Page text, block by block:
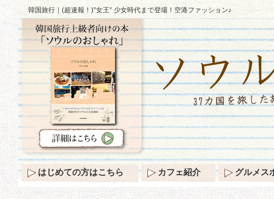
韓国旅行｜(超速報！)”女王” 少女時代まで登場！空港ファッション♪
はじめての方はこちら カフェ紹介 グルメス